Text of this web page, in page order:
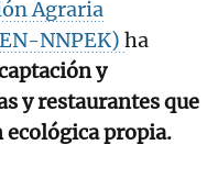
Agraria
NNPEK) ha
y
y restaurantes que
ecológica propia.